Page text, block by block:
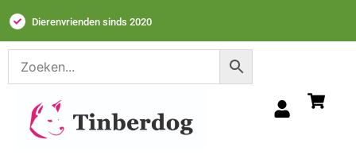
Dierenvrienden sinds 2020